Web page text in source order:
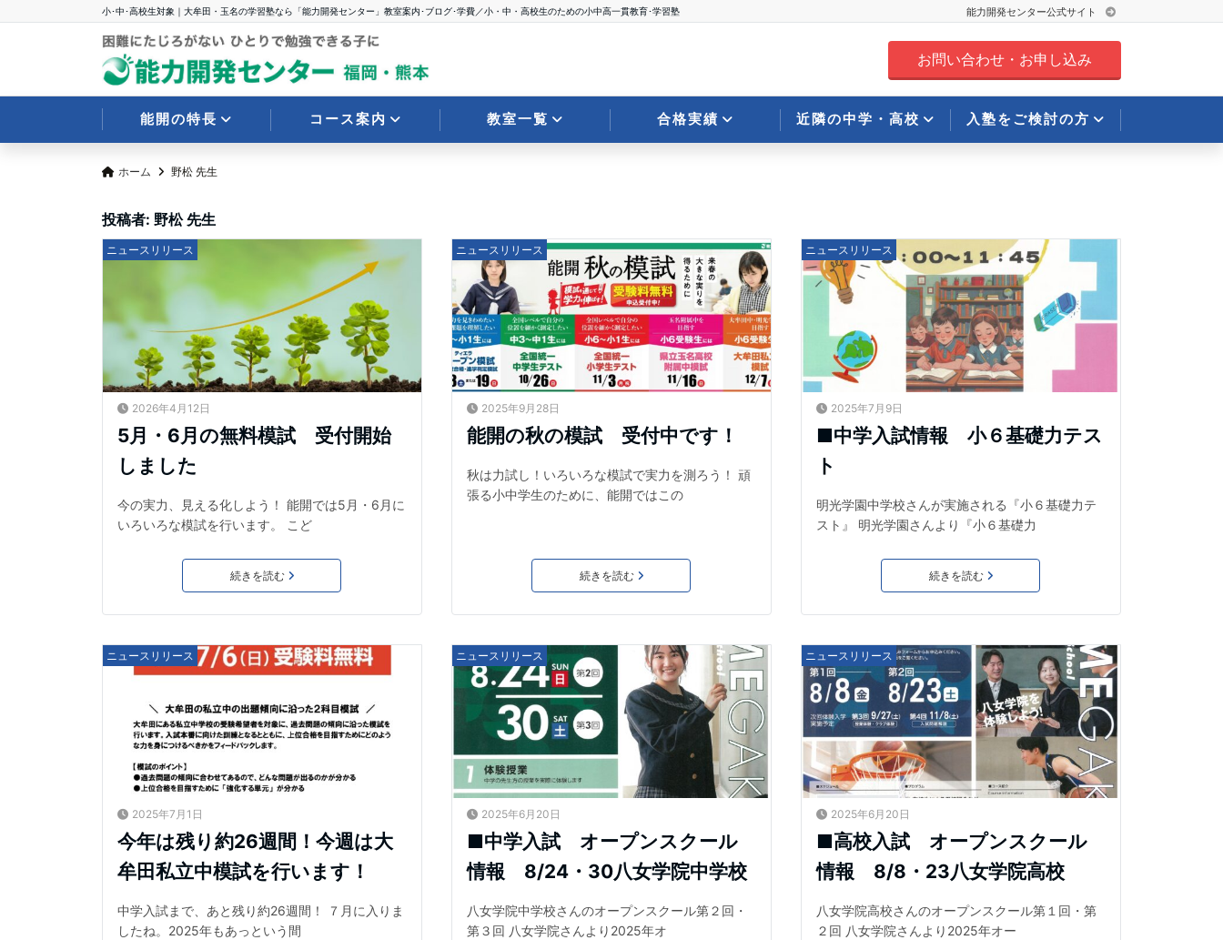
小･中･高校生対象｜大牟田・玉名の学習塾なら「能力開発センター」教室案内･ブログ･学費／小・中・高校生のための小中高一貫教育･学習塾 能力開発センター公式サイト
お問い合わせ・お申し込み
能開の特長 コース案内 教室一覧 合格実績 近隣の中学・高校 入塾をご検討の方
ホーム 野松 先生
投稿者: 野松 先生
ニュースリリース
2026年4月12日
5月・6月の無料模試 受付開始
しました
今の実力、見える化しよう！ 能開では5月・6月に
いろいろな模試を行います。 こど
続きを読む
ニュースリリース
2025年9月28日
能開の秋の模試 受付中です！
秋は力試し！いろいろな模試で実力を測ろう！ 頑
張る小中学生のために、能開ではこの
続きを読む
ニュースリリース
2025年7月9日
■中学入試情報 小６基礎力テス
ト
明光学園中学校さんが実施される『小６基礎力テ
スト』 明光学園さんより『小６基礎力
続きを読む
ニュースリリース
2025年7月1日
今年は残り約26週間！今週は大
牟田私立中模試を行います！
中学入試まで、あと残り約26週間！ ７月に入りま
したね。2025年もあっという間
ニュースリリース
2025年6月20日
■中学入試 オープンスクール
情報 8/24・30八女学院中学校
八女学院中学校さんのオープンスクール第２回・
第３回 八女学院さんより2025年オ
ニュースリリース
2025年6月20日
■高校入試 オープンスクール
情報 8/8・23八女学院高校
八女学院高校さんのオープンスクール第１回・第
２回 八女学院さんより2025年オー